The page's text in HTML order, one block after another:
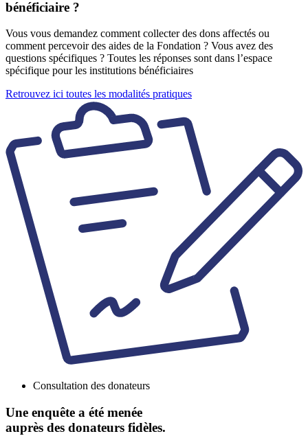
bénéficiaire ?
Vous vous demandez comment collecter des dons affectés ou
comment percevoir des aides de la Fondation ? Vous avez des
questions spécifiques ? Toutes les réponses sont dans l’espace
spécifique pour les institutions bénéficiaires
Retrouvez ici toutes les modalités pratiques
Consultation des donateurs
Une enquête a été menée
auprès des donateurs fidèles.